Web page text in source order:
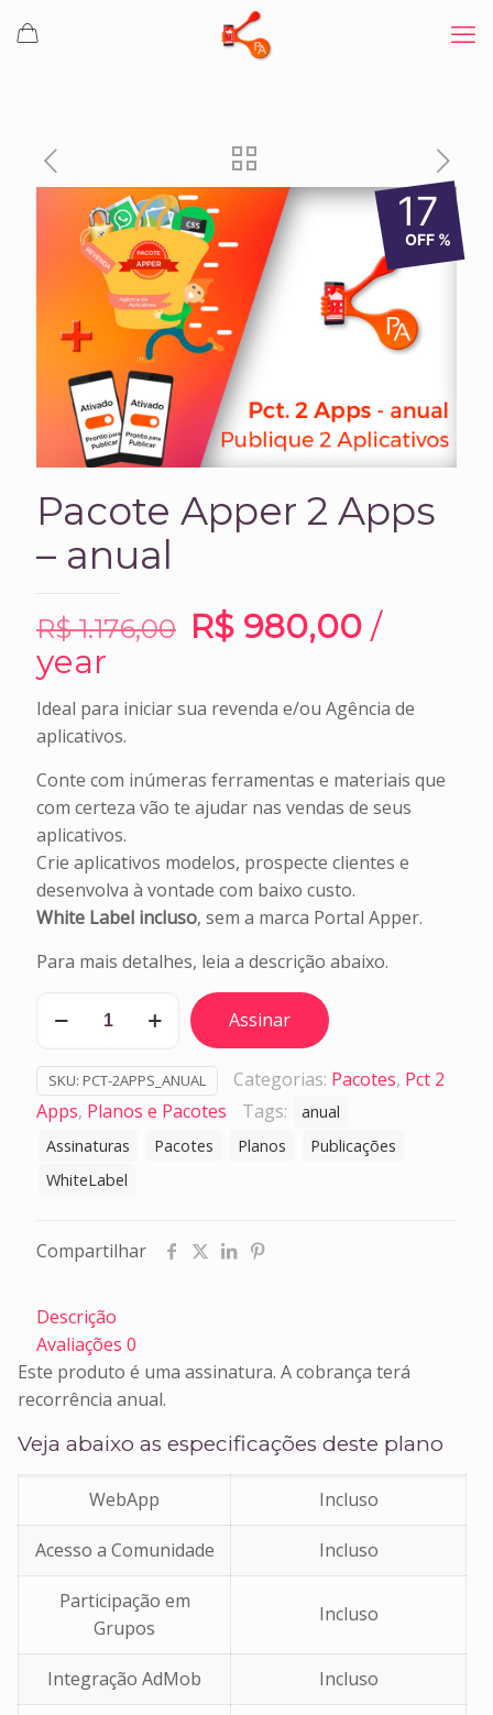
17
OFF %
Pacote Apper 2 Apps
– anual
R$1.176,00 O
original
era:
R$ 980,00O
atual
é:
/
year
Ideal para iniciar sua revenda e/ou Agência de
aplicativos.
Conte com inúmeras ferramentas e materiais que
com certeza vão te ajudar nas vendas de seus
aplicativos.
Crie aplicativos modelos, prospecte clientes e
desenvolva à vontade com baixo custo.
White Label incluso, sem a marca Portal Apper.
Para mais detalhes, leia a descrição abaixo.
Apps
-
anual
quantidade
Assinar
SKU: PCT-2APPS_ANUAL Categorias: Pacotes, Pct 2
Apps, Planos e Pacotes Tags:
anual
Assinaturas
Pacotes Planos
Publicações
WhiteLabel
Compartilhar
Descrição
Avaliações 0
Este produto é uma assinatura. A cobrança terá
recorrência anual.
Veja abaixo as especificações deste plano
WebApp Incluso
Acesso a Comunidade Incluso
Participação em
Grupos
Incluso
Integração AdMob Incluso